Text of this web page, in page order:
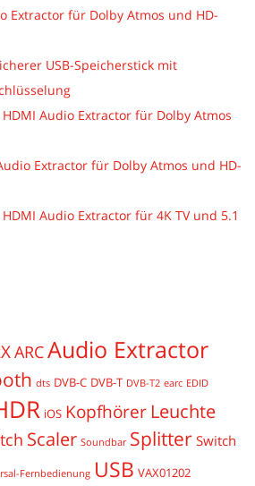
Extractor für Dolby Atmos und HD-
USB-Speicherstick mit
HDMI Audio Extractor für Dolby Atmos
Extractor für Dolby Atmos und HD-
HDMI Audio Extractor für 4K TV und 5.1
ARCAudio Extractor
dts DVB-C DVB-T DVB-T2 earc EDID
iOS Kopfhörer Leuchte
Scaler Soundbar Splitter Switch
Fernbedienung USB VAX01202